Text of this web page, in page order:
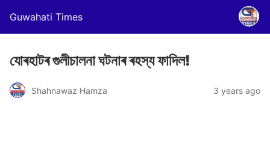
Guwahati Times
যোৰহাটৰ গুলীচালনা ঘটনাৰ ৰহস্য ফাদিল!
Shahnawaz Hamza 3 years ago